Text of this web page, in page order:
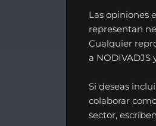
Las opiniones
representan
Cualquier
a NODIVADJS
Si deseas
colaborar
sector,